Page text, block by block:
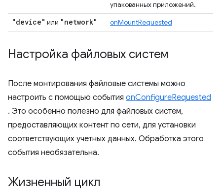
упакованных приложений.
"device" или "network" onMountRequested
Настройка файловых систем
После монтирования файловые системы можно
настроить с помощью события onConfigureRequested
. Это особенно полезно для файловых систем,
предоставляющих контент по сети, для установки
соответствующих учетных данных. Обработка этого
события необязательна.
Жизненный цикл